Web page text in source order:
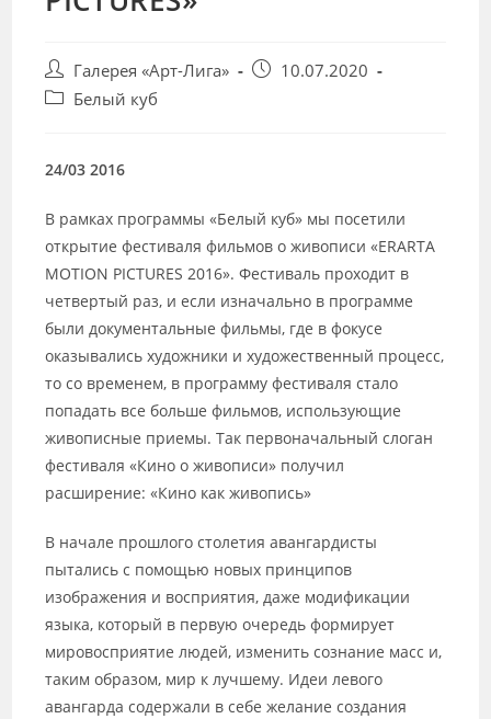
Post
author:
Галерея «Арт-Лига»
Запись10.07.2020
PostБелый куб
24/03 2016
В рамках программы «Белый куб» мы посетили
открытие фестиваля фильмов о живописи «ERARTA
MOTION PICTURES 2016». Фестиваль проходит в
четвертый раз, и если изначально в программе
были документальные фильмы, где в фокусе
оказывались художники и художественный процесс,
то со временем, в программу фестиваля стало
попадать все больше фильмов, использующие
живописные приемы. Так первоначальный слоган
фестиваля «Кино о живописи» получил
расширение: «Кино как живопись»
В начале прошлого столетия авангардисты
пытались с помощью новых принципов
изображения и восприятия, даже модификации
языка, который в первую очередь формирует
мировосприятие людей, изменить сознание масс и,
таким образом, мир к лучшему. Идеи левого
авангарда содержали в себе желание создания